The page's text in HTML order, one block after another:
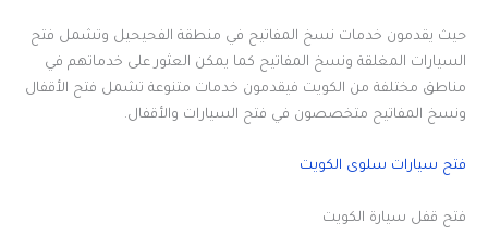
حيث يقدمون خدمات نسخ المفاتيح في منطقة الفحيحيل وتشمل فتح
السيارات المغلقة ونسخ المفاتيح كما يمكن العثور على خدماتهم في
مناطق مختلفة من الكويت فيقدمون خدمات متنوعة تشمل فتح الأقفال
ونسخ المفاتيح متخصصون في فتح السيارات والأقفال.
فتح سيارات سلوى الكويت
فتح قفل سيارة الكويت